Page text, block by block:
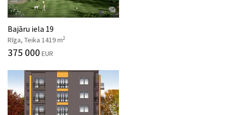
Bajāru iela 19
Rīga, Teika 1419 m2
375 000 EUR